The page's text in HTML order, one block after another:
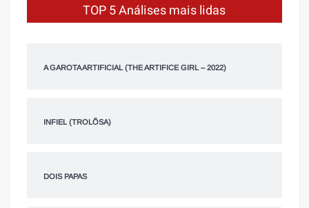
TOP 5 Análises mais lidas
A GAROTA ARTIFICIAL (THE ARTIFICE GIRL – 2022)
INFIEL (TROLÕSA)
DOIS PAPAS